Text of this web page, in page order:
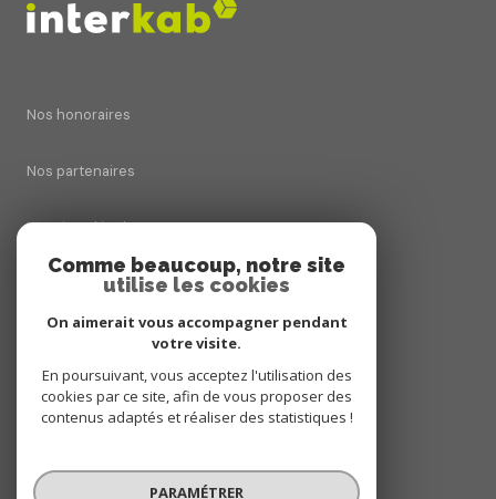
Nos honoraires
Nos partenaires
Mentions légales
Cookies
© 2026 | Tous droits réservés
Comme beaucoup, notre site
utilise les cookies
On aimerait vous accompagner pendant
votre visite.
En poursuivant, vous acceptez l'utilisation des
cookies par ce site, afin de vous proposer des
contenus adaptés et réaliser des statistiques !
PARAMÉTRER